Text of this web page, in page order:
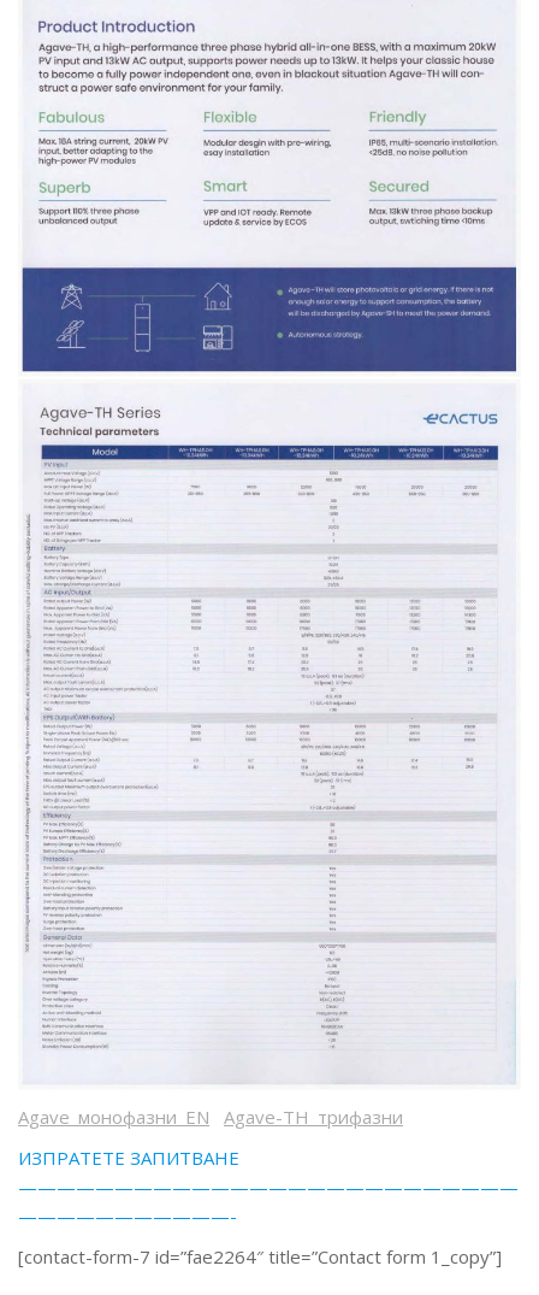
Agave_монофазни_EN
Agave-TH_трифазни
ИЗПРАТЕТЕ ЗАПИТВАНЕ
——————————————————————————
———————————-
[contact-form-7 id=”fae2264″ title=”Contact form 1_copy”]